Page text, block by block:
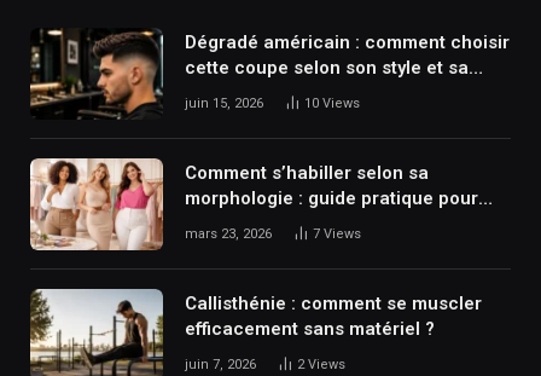
Dégradé américain : comment choisir
cette coupe selon son style et sa
texture de cheveux ?
juin 15, 2026 10 Views
Comment s’habiller selon sa
morphologie : guide pratique pour
sublimer sa silhouette ?
mars 23, 2026 7 Views
Callisthénie : comment se muscler
efficacement sans matériel ?
juin 7, 2026 2Views